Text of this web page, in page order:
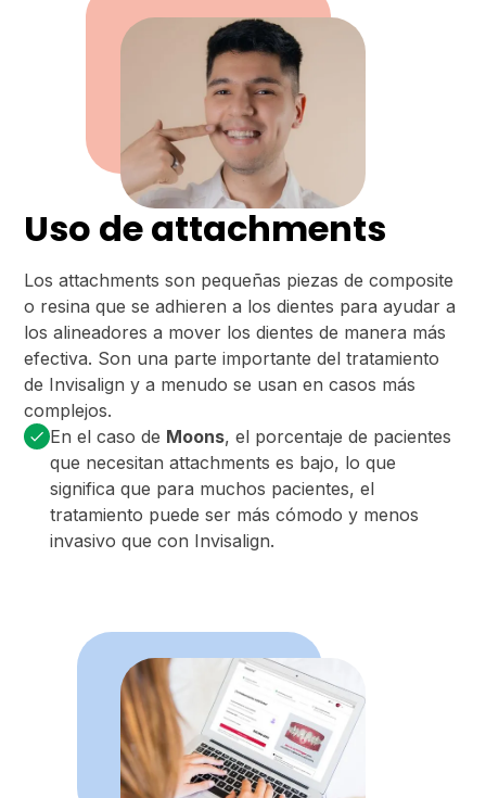
Uso de attachments
Los attachments son pequeñas piezas de composite
o resina que se adhieren a los dientes para ayudar a
los alineadores a mover los dientes de manera más
efectiva. Son una parte importante del tratamiento
de Invisalign y a menudo se usan en casos más
complejos.
En el caso de Moons, el porcentaje de pacientes
que necesitan attachments es bajo, lo que
significa que para muchos pacientes, el
tratamiento puede ser más cómodo y menos
invasivo que con Invisalign.